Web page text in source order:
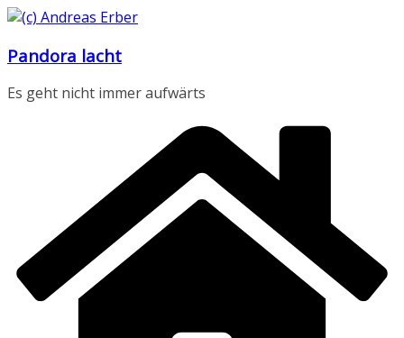
Zum
springen
Pandora lacht
Es geht nicht immer aufwärts